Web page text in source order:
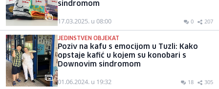
sindromom
17.03.2025. u 08:00 0 207
JEDINSTVEN OBJEKAT
Poziv na kafu s emocijom u Tuzli: Kako
opstaje kafić u kojem su konobari s
Downovim sindromom
01.06.2024. u 19:32 18 305